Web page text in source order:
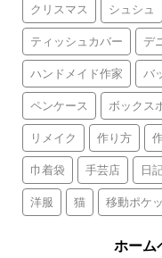
クリスマス シュシュ
ティッシュカバー デ
ハンドメイド作家 バ
ペンケース ボックス
リメイク 作り方
巾着袋 手芸店 日
洋服 猫 移動ポケ
ホーム